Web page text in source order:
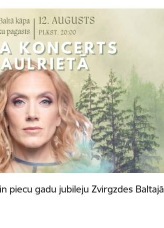
piecu gadu jubileju Zvirgzdes Baltajā